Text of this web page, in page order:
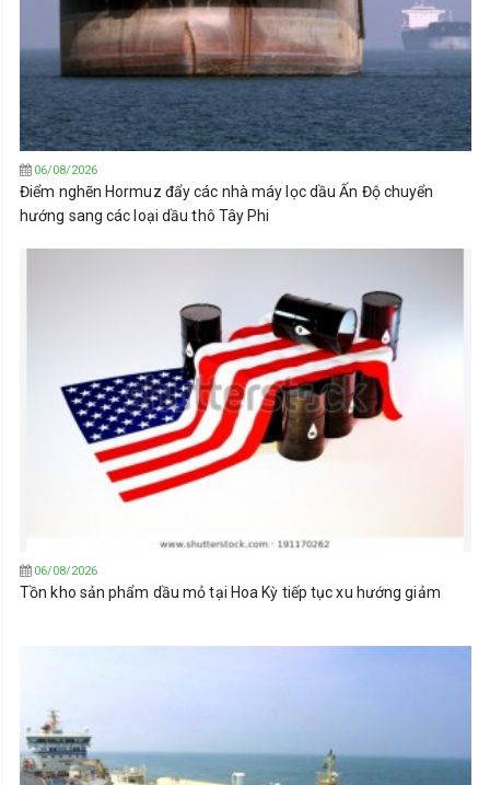
06/08/2026
Điểm nghẽn Hormuz đẩy các nhà máy lọc dầu Ấn Độ chuyển
hướng sang các loại dầu thô Tây Phi
06/08/2026
Tồn kho sản phẩm dầu mỏ tại Hoa Kỳ tiếp tục xu hướng giảm